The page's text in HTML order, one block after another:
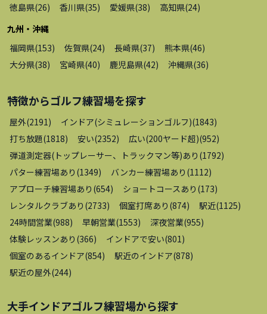
徳島県(26) 香川県(35) 愛媛県(38) 高知県(24)
九州・沖縄
福岡県(153) 佐賀県(24) 長崎県(37) 熊本県(46)
大分県(38) 宮崎県(40) 鹿児島県(42) 沖縄県(36)
特徴からゴルフ練習場を探す
屋外(2191 ) インドア(シミュレーションゴルフ)(1843)
打ち放題(1818) 安い(2352) 広い(200ヤード超)(952)
弾道測定器(トップレーサー、トラックマン等)あり (1792)
パター練習場あり (1349) バンカー練習場あり (1112)
アプローチ練習場あり (654) ショートコースあり (173)
レンタルクラブあり (2733) 個室打席あり (874) 駅近(1125)
24時間営業(988) 早朝営業(1553) 深夜営業(955)
体験レッスンあり (366) インドアで安い(801 )
個室のあるインドア(854) 駅近のインドア(878)
駅近の屋外(244)
大手インドアゴルフ練習場から探す